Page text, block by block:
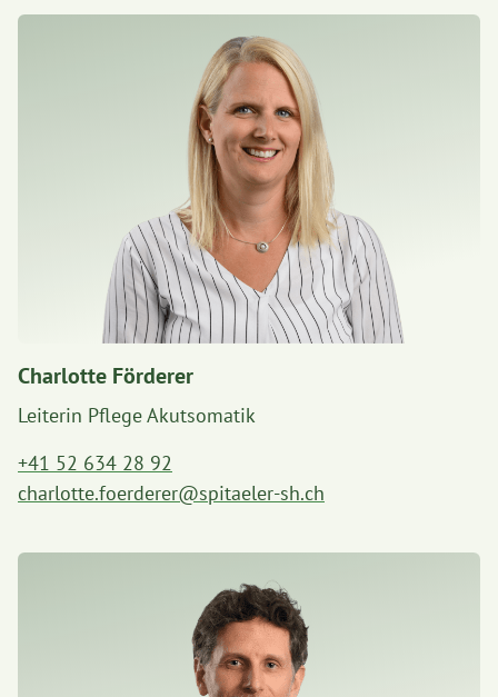
Charlotte Förderer
Leiterin Pflege Akutsomatik
+41 52 634 28 92
charlotte.foerderer@spitaeler-sh.ch